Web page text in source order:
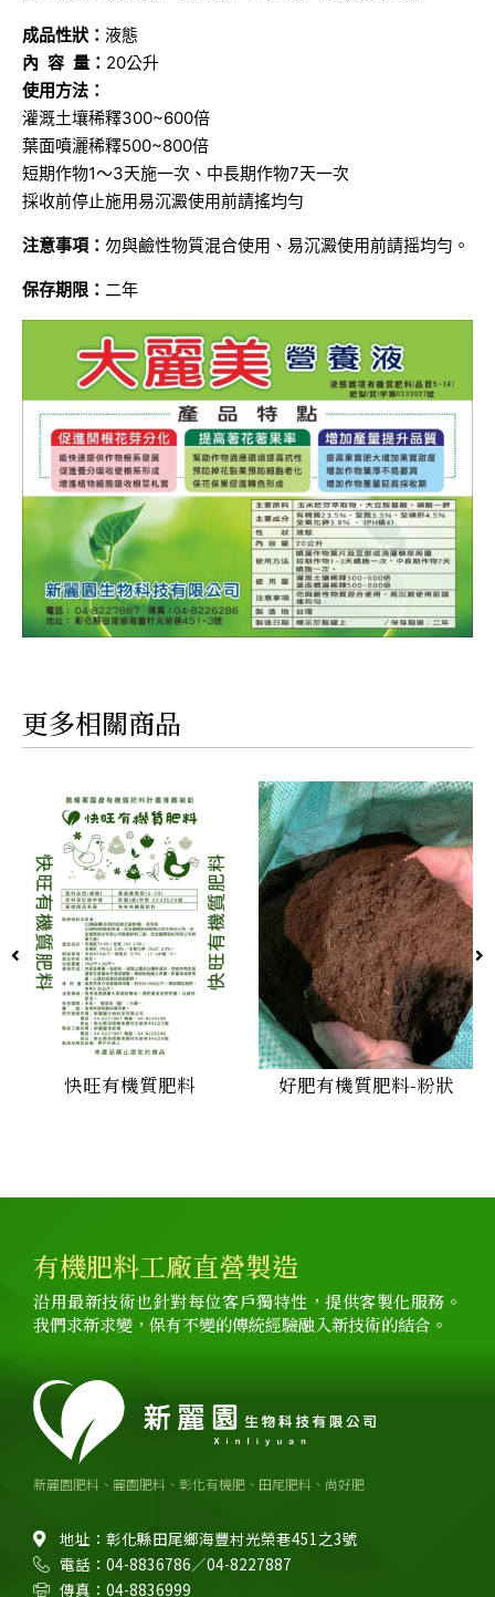
成品性狀： 液態
內 容 量： 20公升
使用方法：
灌溉土壤稀釋300~600倍
葉面噴灑稀釋500~800倍
短期作物1～3天施一次、中長期作物7天一次
採收前停止施用易沉澱使用前請搖均勻
注意事項： 勿與鹼性物質混合使用、易沉澱使用前請摇均勻。
保存期限： 二年
更多相關商品
快旺有機質肥料 好肥有機質肥料-粉狀
新麗園肥料、麗園肥料、彰化有機肥、田尾肥料、尚好肥
地址：彰化縣田尾鄉海豐村光榮巷451之3號
電話：04-8836786／04-8227887
傳真：04-8836999
有機肥料工廠直營製造
沿用最新技術也針對每位客戶獨特性，提供客製化服務。
我們求新求變，保有不變的傳統經驗融入新技術的結合。